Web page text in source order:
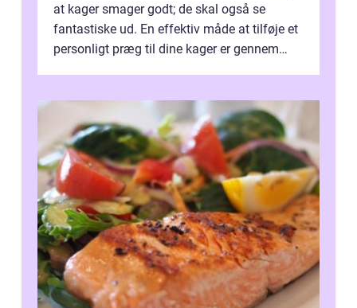
at kager smager godt; de skal også se
fantastiske ud. En effektiv måde at tilføje et
personligt præg til dine kager er gennem